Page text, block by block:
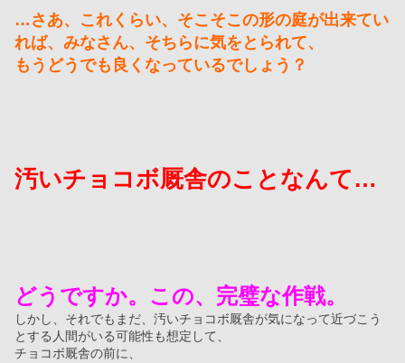
…さあ、これくらい、そこそこの形の庭が出来てい
れば、みなさん、そちらに気をとられて、
もうどうでも良くなっているでしょう？
汚いチョコボ厩舎のことなんて…
どうですか。この、完璧な作戦。
しかし、それでもまだ、汚いチョコボ厩舎が気になって近づこう
とする人間がいる可能性も想定して、
チョコボ厩舎の前に、